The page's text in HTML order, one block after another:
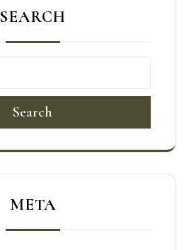
SEARCH
Search
META